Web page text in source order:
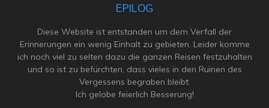
EPILOG
Diese Website ist entstanden um dem Verfall der
Erinnerungen ein wenig Einhalt zu gebieten. Leider komme
ich noch viel zu selten dazu die ganzen Reisen festzuhalten
und so ist zu befürchten, dass vieles in den Ruinen des
Vergessens begraben bleibt.
Ich gelobe feierlich Besserung!